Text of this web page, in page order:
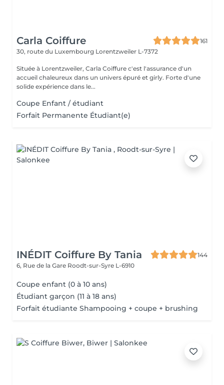
Carla Coiffure
161
30, route du Luxembourg Lorentzweiler L-7372
Située à Lorentzweiler, Carla Coiffure c'est l'assurance d'un
accueil chaleureux dans un univers épuré et girly. Forte d'une
solide expérience dans le...
Coupe Enfant / étudiant
Forfait Permanente Étudiant(e)
INÉDIT Coiffure By Tania
144
6, Rue de la Gare Roodt-sur-Syre L-6910
Coupe enfant (0 à 10 ans)
Étudiant garçon (11 à 18 ans)
Forfait étudiante Shampooing + coupe + brushing